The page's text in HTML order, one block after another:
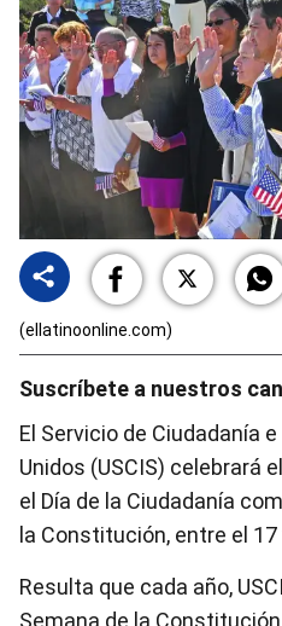
(ellatinoonline.com)
Suscríbete a nuestros
El Servicio de Ciudadanía
Unidos (USCIS) celebrará
el Día de la Ciudadanía
la Constitución, entre el
Resulta que cada año,
Semana de la